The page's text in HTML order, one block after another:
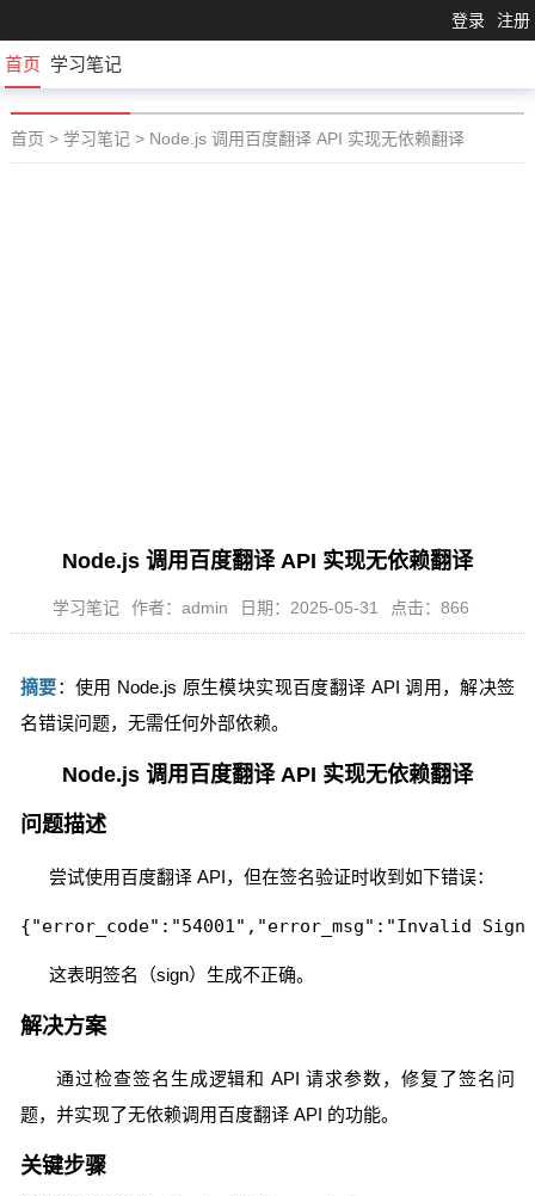
登录 注册
首页 学习笔记
首页 > 学习笔记 > Node.js 调用百度翻译 API 实现无依赖翻译
Node.js 调用百度翻译 API 实现无依赖翻译
学习笔记 作者：admin 日期：2025-05-31 点击：866
摘要：使用 Node.js 原生模块实现百度翻译 API 调用，解决签
名错误问题，无需任何外部依赖。
Node.js 调用百度翻译 API 实现无依赖翻译
问题描述
尝试使用百度翻译 API，但在签名验证时收到如下错误：
{"error_code":"54001","error_msg":"Invalid
这表明签名（sign）生成不正确。
解决方案
通过检查签名生成逻辑和 API 请求参数，修复了签名问
题，并实现了无依赖调用百度翻译 API 的功能。
关键步骤